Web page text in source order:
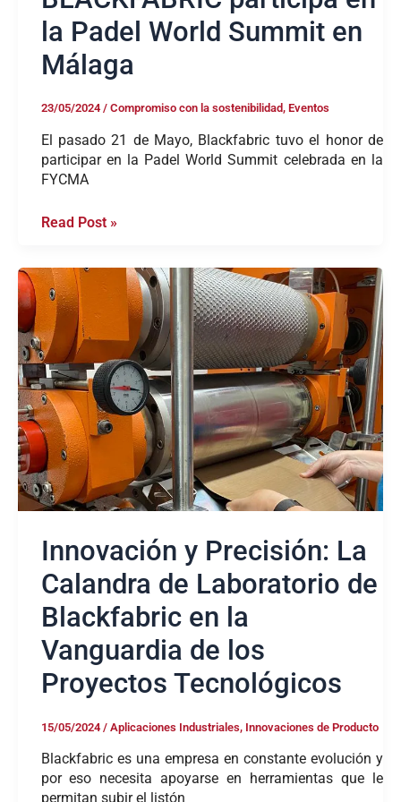
la Padel World Summit en
Málaga
23/05/2024 / Compromiso con la sostenibilidad, Eventos
El pasado 21 de Mayo, Blackfabric tuvo el honor de
participar en la Padel World Summit celebrada en la
FYCMA
Read Post »
Innovación y Precisión: La
Calandra de Laboratorio de
Blackfabric en la
Vanguardia de los
Proyectos Tecnológicos
15/05/2024 / Aplicaciones Industriales, Innovaciones de Producto
Blackfabric es una empresa en constante evolución y
por eso necesita apoyarse en herramientas que le
permitan subir el listón
Innovación
y
Precisión:
La
Calandra
de
Laboratorio
de
Blackfabric
en
la
Vanguardia
de
Proyectos
Tecnológicos